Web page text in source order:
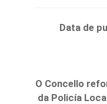
Data de
O Concello
da Policía